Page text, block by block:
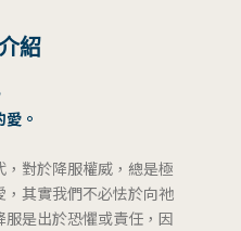
紹
。
對於降服權威，總是極
其實我們不必怯於向祂
是出於恐懼或責任，因